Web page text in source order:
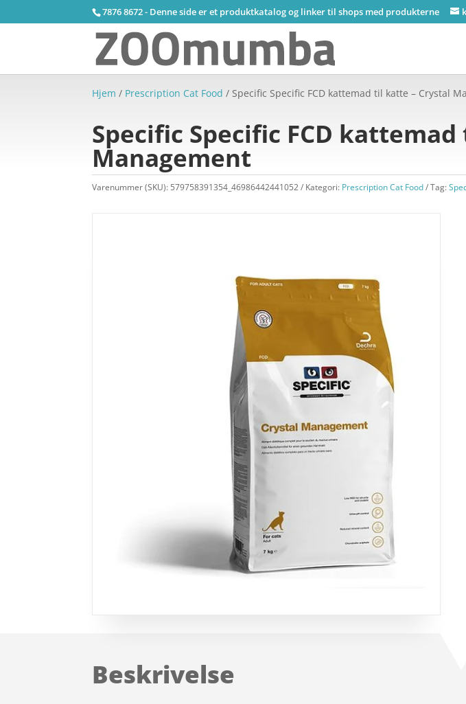
7876 8672 - Denne side er et produktkatalog og linker til shops med produkterne
Hjem / Prescription Cat Food / Specific Specific FCD kattemad til katte – Crystal
Specific Specific FCD
Management
Varenummer (SKU): 579758391354_46986442441052 Kategori: Prescription Cat Food Tag:
Beskrivelse